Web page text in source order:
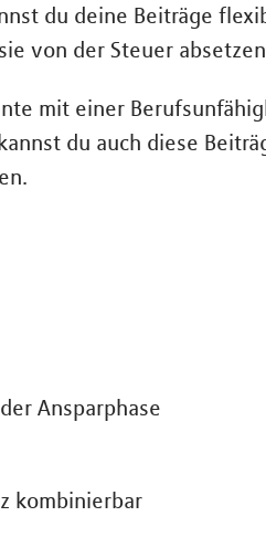
du deine Beiträge
von der Steuer
mit einer
du auch diese
Ansparphase
kombinierbar